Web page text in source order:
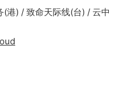
(港) / 致命天际线(台) / 云中